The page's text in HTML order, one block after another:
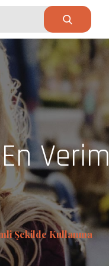
Şekilde Kullanma